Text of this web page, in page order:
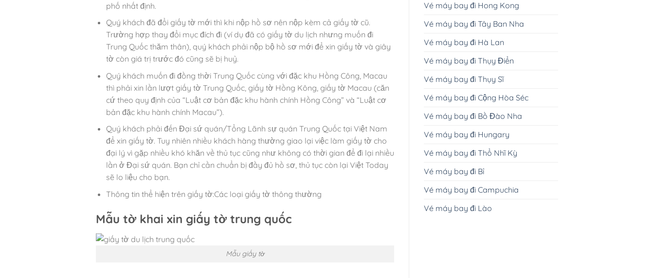
phố nhất định.
Quý khách đã đổi giấy tờ mới thì khi nộp hồ sơ nên nộp kèm cả giấy tờ cũ.
Trường hợp thay đổi mục đích đi (ví dụ đã có giấy tờ du lịch nhưng muốn đi
Trung Quốc thăm thân), quý khách phải nộp bộ hồ sơ mới để xin giấy tờ và giây
tờ còn giá trị trước đó cũng sẽ bị huỷ.
Quý khách muốn đi đồng thời Trung Quốc cùng với đặc khu Hồng Công, Macau
thì phải xin lần lượt giấy tờ Trung Quốc, giấy tờ Hồng Kông, giấy tờ Macau (căn
cứ theo quy định của “Luật cơ bản đặc khu hành chính Hồng Công” và “Luật cơ
bản đặc khu hành chính Macau”).
Quý khách phải đến Đại sứ quán/Tổng Lãnh sự quán Trung Quốc tại Việt Nam
để xin giấy tờ. Tuy nhiên nhiều khách hàng thường giao lại việc làm giấy tờ cho
đại lý vì gặp nhiều khó khăn về thủ tục cũng như không có thời gian để đi lại nhiều
lần ở Đại sứ quán. Bạn chỉ cần chuẩn bị đầy đủ hồ sơ, thủ tục còn lại Việt Today
sẽ lo liệu cho bạn.
Thông tin thể hiện trên giấy tờ:Các loại giấy tờ thông thường
Mẫu tờ khai xin giấy tờ trung quốc
Mẫu giấy tờ
Vé máy bay đi Hong Kong
Vé máy bay đi Tây Ban Nha
Vé máy bay đi Hà Lan
Vé máy bay đi Thụy Điển
Vé máy bay đi Thụy Sĩ
Vé máy bay đi Cộng Hòa Séc
Vé máy bay đi Bồ Đào Nha
Vé máy bay đi Hungary
Vé máy bay đi Thổ Nhĩ Kỳ
Vé máy bay đi Bỉ
Vé máy bay đi Campuchia
Vé máy bay đi Lào